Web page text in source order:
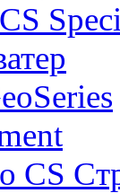
CS